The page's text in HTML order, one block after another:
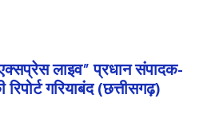
लाइव” प्रधान संपादक-
गरियाबंद (छत्तीसगढ़)